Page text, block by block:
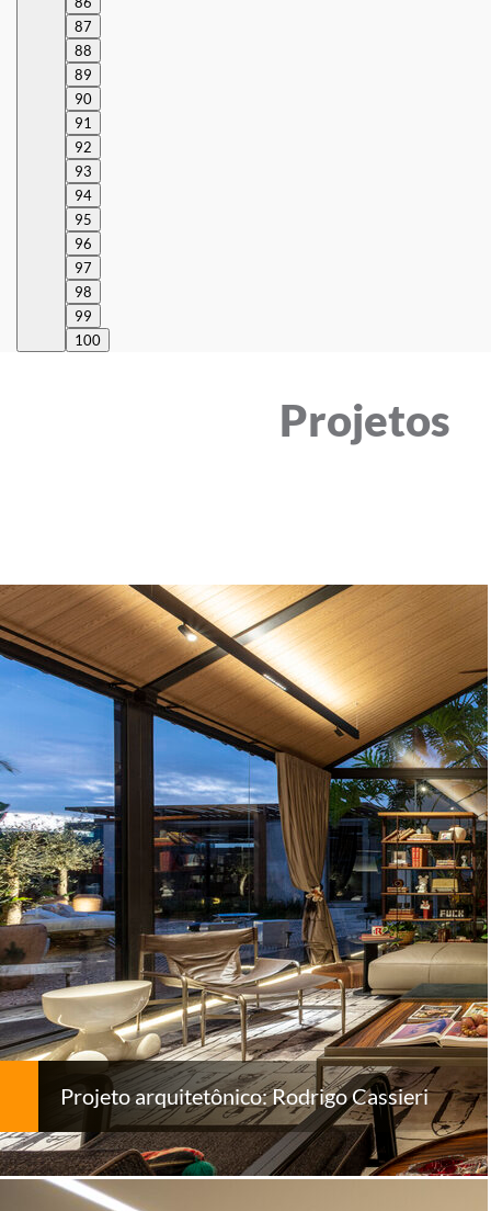
87
88
89
90
91
92
93
94
95
96
97
98
99
100
Projetos
Projeto arquitetônico: Rodrigo Cassieri